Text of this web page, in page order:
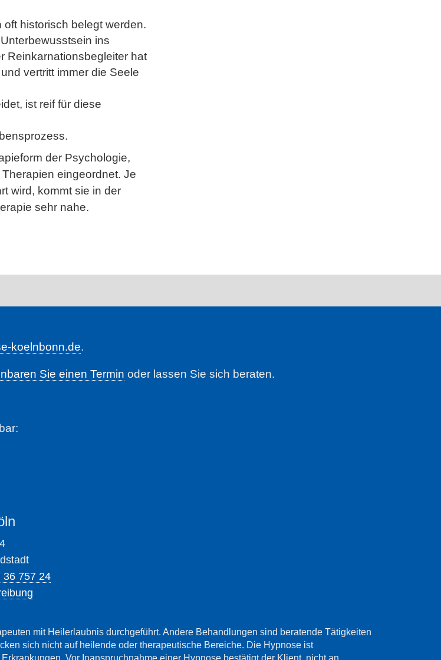
historisch belegt werden.
ins
Reinkarnationsbegleiter hat
vertritt immer die Seele
ist reif für diese
der Psychologie,
eingeordnet. Je
wird, kommt sie in der
sehr nahe.
koelnbonn.de.
Sie einen Termin oder lassen Sie sich beraten.
36 757 24
mit Heilerlaubnis durchgeführt. Andere Behandlungen sind beratende Tätigkeiten
sich nicht auf heilende oder therapeutische Bereiche. Die Hypnose ist
Vor Inanspruchnahme einer Hypnose bestätigt der Klient, nicht an